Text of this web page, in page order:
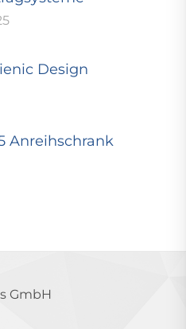
Design
Anreihschrank
GmbH